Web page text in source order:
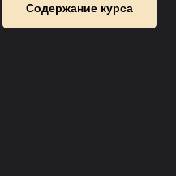
Содержание курса